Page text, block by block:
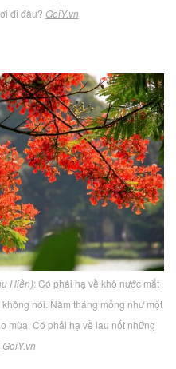
đi đâu? GoiY.vn
Hiền): Có phải hạ về khô nước mắt
nói. Năm tháng mỏng như một
mùa. Có phải hạ về lau nốt những
GoiY.vn